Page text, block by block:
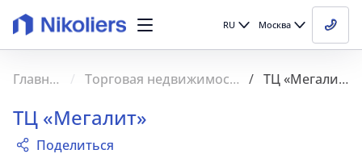
RU Москва
Главная Торговая недвижимость ТЦ «Мегалит»
ТЦ «Мегалит»
Поделиться